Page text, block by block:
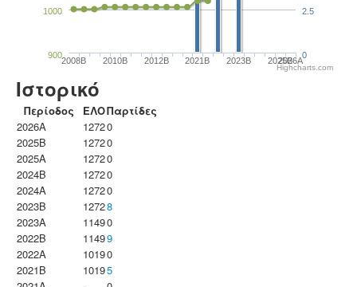
2008B 2010B 2012B 2021B 2023B 2025B
2026A
900
1000
0
2.5
Highcharts.com
Ιστορικό
Περίοδος ΕΛΟΠαρτίδες
2026A
12720
2025B
12720
2025A
12720
2024B
12720
2024A
12720
2023B
12728
2023Α
11490
2022B
11499
2022A
10190
2021B
10195